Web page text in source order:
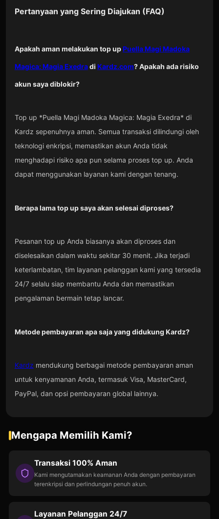
Pertanyaan yang Sering Diajukan (FAQ)
Apakah aman melakukan top upPuella Magi Madoka
Magica: Magia Exedradi Kardz.com? Apakah ada risiko
akun saya diblokir?
Top up *Puella Magi Madoka Magica: Magia Exedra* di
Kardz sepenuhnya aman. Semua transaksi dilindungi oleh
teknologi enkripsi, memastikan akun Anda tidak
menghadapi risiko apa pun selama proses top up. Anda
dapat menggunakan layanan kami dengan tenang.
Berapa lama top up saya akan selesai diproses?
Pesanan top up Anda biasanya akan diproses dan
diselesaikan dalam waktu sekitar 30 menit. Jika terjadi
keterlambatan, tim layanan pelanggan kami yang tersedia
24/7 selalu siap membantu Anda dan memastikan
pengalaman bermain tetap lancar.
Metode pembayaran apa saja yang didukung Kardz?
Kardz mendukung berbagai metode pembayaran aman
untuk kenyamanan Anda, termasuk Visa, MasterCard,
PayPal, dan opsi pembayaran global lainnya.
Mengapa Memilih Kami?
Transaksi 100% Aman
Kami mengutamakan keamanan Anda dengan pembayaran
terenkripsi dan perlindungan penuh akun.
Layanan Pelanggan 24/7